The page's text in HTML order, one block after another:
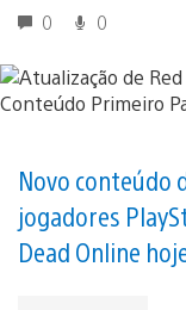
0 0
Novo conteúdo
jogadores
Dead Online